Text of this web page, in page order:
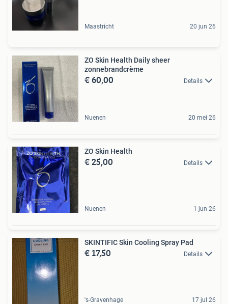
Maastricht 20 jun 26
ZO Skin Health Daily sheer
zonnebrandcrème
€ 60,00 Details
Nuenen 20 mei 26
ZO Skin Health
€ 25,00 Details
Nuenen 1 jun 26
SKINTIFIC Skin Cooling Spray Pad
€ 17,50 Details
's-Gravenhage 17 jul 26